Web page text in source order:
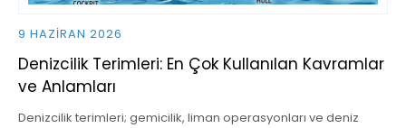
9 HAZIRAN 2026
Denizcilik Terimleri: En Çok Kullanılan Kavramlar
ve Anlamları
Denizcilik terimleri; gemicilik, liman operasyonları ve deniz